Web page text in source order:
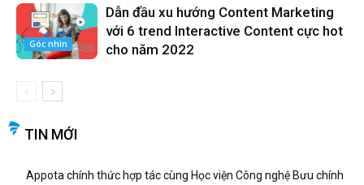
Góc nhìn
Dẫn đầu xu hướng Content Marketing
với 6 trend Interactive Content cực hot
cho năm 2022
TIN MỚI
Appota chính thức hợp tác cùng Học viện Công nghệ Bưu chính